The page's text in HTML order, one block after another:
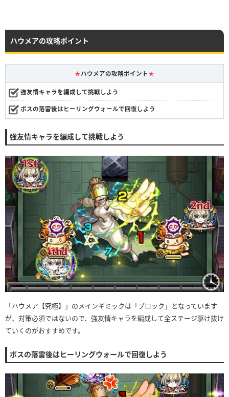
ハウメアの攻略ポイント
★ハウメアの攻略ポイント ★
強友情キャラを編成して挑戦しよう
ボスの落雷後はヒーリングウォールで回復しよう
強友情キャラを編成して挑戦しよう
「ハウメア【究極】」のメインギミックは「ブロック」となっています
が、対策必須ではないので、強友情キャラを編成して全ステージ駆け抜け
ていくのがおすすめです。
ボスの落雷後はヒーリングウォールで回復しよう